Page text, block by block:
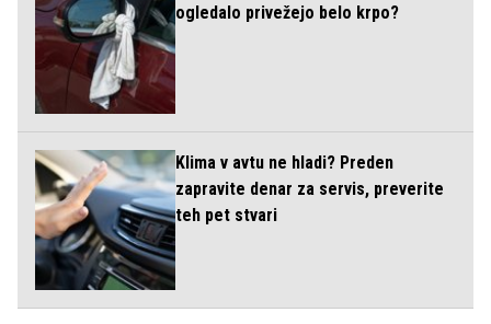
ogledalo privežejo belo krpo?
Klima v avtu ne hladi? Preden
zapravite denar za servis, preverite
teh pet stvari